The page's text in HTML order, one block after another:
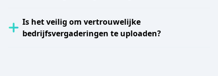
Is het veilig om vertrouwelijke
bedrijfsvergaderingen te uploaden?